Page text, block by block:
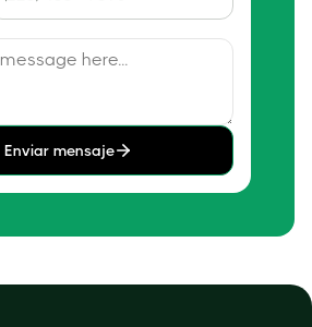
Enviar mensaje